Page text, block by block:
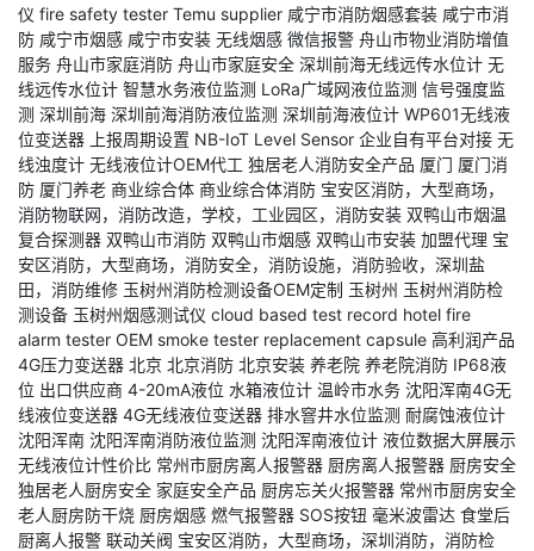
仪 fire safety tester Temu supplier 咸宁市消防烟感套装 咸宁市消
防 咸宁市烟感 咸宁市安装 无线烟感 微信报警 舟山市物业消防增值
服务 舟山市家庭消防 舟山市家庭安全 深圳前海无线远传水位计 无
线远传水位计 智慧水务液位监测 LoRa广域网液位监测 信号强度监
测 深圳前海 深圳前海消防液位监测 深圳前海液位计 WP601无线液
位变送器 上报周期设置 NB-IoT Level Sensor 企业自有平台对接 无
线浊度计 无线液位计OEM代工 独居老人消防安全产品 厦门 厦门消
防 厦门养老 商业综合体 商业综合体消防 宝安区消防，大型商场，
消防物联网，消防改造，学校，工业园区，消防安装 双鸭山市烟温
复合探测器 双鸭山市消防 双鸭山市烟感 双鸭山市安装 加盟代理 宝
安区消防，大型商场，消防安全，消防设施，消防验收，深圳盐
田，消防维修 玉树州消防检测设备OEM定制 玉树州 玉树州消防检
测设备 玉树州烟感测试仪 cloud based test record hotel fire
alarm tester OEM smoke tester replacement capsule 高利润产品
4G压力变送器 北京 北京消防 北京安装 养老院 养老院消防 IP68液
位 出口供应商 4-20mA液位 水箱液位计 温岭市水务 沈阳浑南4G无
线液位变送器 4G无线液位变送器 排水窨井水位监测 耐腐蚀液位计
沈阳浑南 沈阳浑南消防液位监测 沈阳浑南液位计 液位数据大屏展示
无线液位计性价比 常州市厨房离人报警器 厨房离人报警器 厨房安全
独居老人厨房安全 家庭安全产品 厨房忘关火报警器 常州市厨房安全
老人厨房防干烧 厨房烟感 燃气报警器 SOS按钮 毫米波雷达 食堂后
厨离人报警 联动关阀 宝安区消防，大型商场，深圳消防，消防检